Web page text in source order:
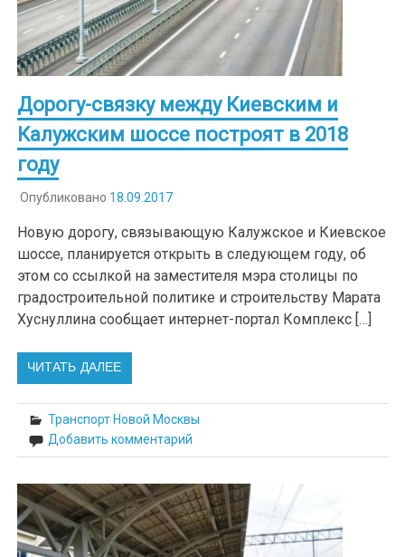
Дорогу-связку между Киевским и
Калужским шоссе построят в 2018
году
Опубликовано 18.09.2017
Новую дорогу, связывающую Калужское и Киевское
шоссе, планируется открыть в следующем году, об
этом со ссылкой на заместителя мэра столицы по
градостроительной политике и строительству Марата
Хуснуллина сообщает интернет-портал Комплекс […]
ЧИТАТЬ ДАЛЕЕ
Транспорт Новой Москвы
Добавить комментарий